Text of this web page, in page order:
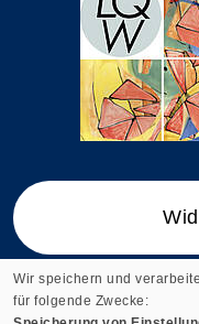
Wir speichern und
für folgende Zwecke: